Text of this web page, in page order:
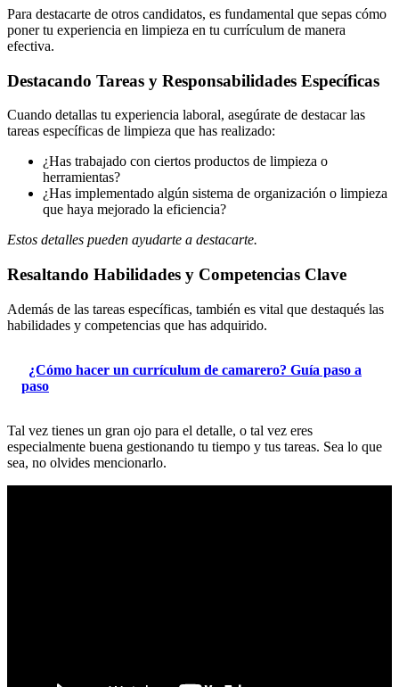
Para destacarte de otros candidatos, es fundamental que sepas cómo
poner tu experiencia en limpieza en tu currículum de manera
efectiva.
Destacando Tareas y Responsabilidades Específicas
Cuando detallas tu experiencia laboral, asegúrate de destacar las
tareas específicas de limpieza que has realizado:
¿Has trabajado con ciertos productos de limpieza o
herramientas?
¿Has implementado algún sistema de organización o limpieza
que haya mejorado la eficiencia?
Estos detalles pueden ayudarte a destacarte.
Resaltando Habilidades y Competencias Clave
Además de las tareas específicas, también es vital que destaqués las
habilidades y competencias que has adquirido.
¿Cómo hacer un currículum de camarero? Guía paso a
paso
Tal vez tienes un gran ojo para el detalle, o tal vez eres
especialmente buena gestionando tu tiempo y tus tareas. Sea lo que
sea, no olvides mencionarlo.